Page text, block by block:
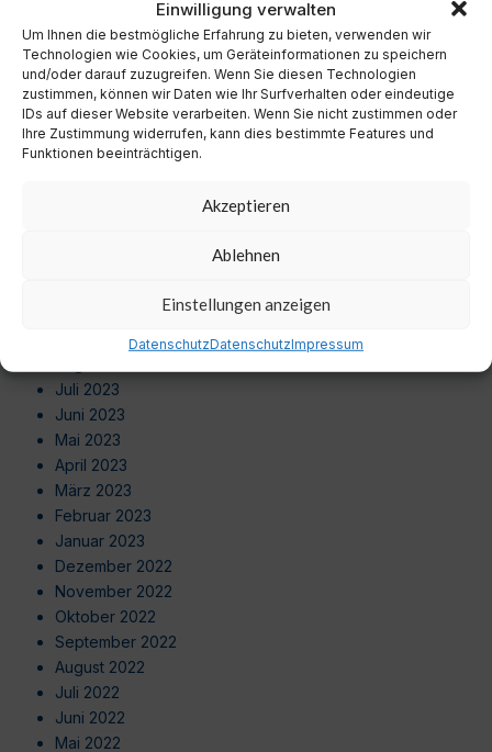
Einwilligung verwalten
Um Ihnen die bestmögliche Erfahrung zu bieten, verwenden wir
Technologien wie Cookies, um Geräteinformationen zu speichern
und/oder darauf zuzugreifen. Wenn Sie diesen Technologien
zustimmen, können wir Daten wie Ihr Surfverhalten oder eindeutige
IDs auf dieser Website verarbeiten. Wenn Sie nicht zustimmen oder
Ihre Zustimmung widerrufen, kann dies bestimmte Features und
Funktionen beeinträchtigen.
Akzeptieren
Ablehnen
Einstellungen anzeigen
DatenschutzDatenschutzImpressum
September 2024
August 2024
Juli 2024
Juni 2024
Mai 2024
April 2024
September 2023
Juli 2023
Juni 2023
Mai 2023
April 2023
März 2023
Februar 2023
Januar 2023
Dezember 2022
November 2022
Oktober 2022
September 2022
August 2022
Juli 2022
Juni 2022
Mai 2022